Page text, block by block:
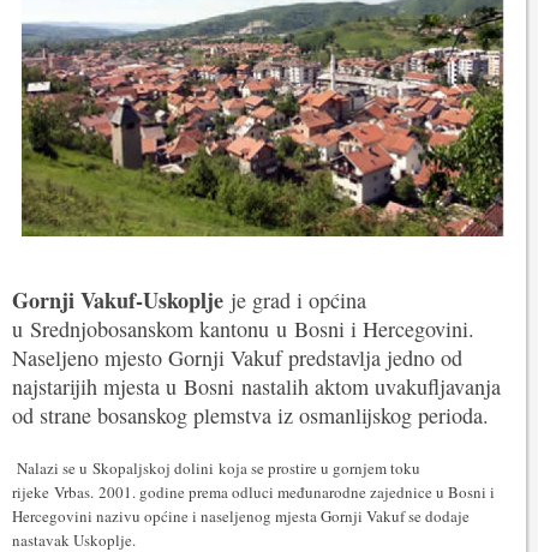
Gornji Vakuf-Uskoplje je grad i općina
u Srednjobosanskom kantonu u Bosni i Hercegovini.
Naseljeno mjesto Gornji Vakuf predstavlja jedno od
najstarijih mjesta u Bosni nastalih aktom uvakufljavanja
od strane bosanskog plemstva iz osmanlijskog perioda.
Nalazi se u Skopaljskoj dolini koja se prostire u gornjem toku
rijeke Vrbas. 2001. godine prema odluci međunarodne zajednice u Bosni i
Hercegovini nazivu općine i naseljenog mjesta Gornji Vakuf se dodaje
nastavak Uskoplje.